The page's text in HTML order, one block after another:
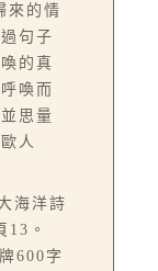
來的情
句子
的真
喚而
思量
人
海洋詩
13。
600字